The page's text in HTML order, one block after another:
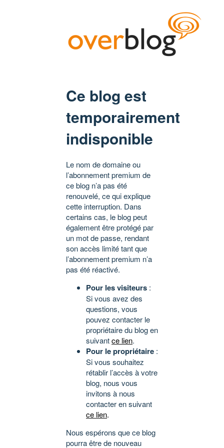
Ce blog est
temporairement
indisponible
Le nom de domaine ou
l’abonnement premium de
ce blog n’a pas été
renouvelé, ce qui explique
cette interruption. Dans
certains cas, le blog peut
également être protégé par
un mot de passe, rendant
son accès limité tant que
l’abonnement premium n’a
pas été réactivé.
Pour les visiteurs :
Si vous avez des
questions, vous
pouvez contacter le
propriétaire du blog en
suivantce lien.
Pour le propriétaire :
Si vous souhaitez
rétablir l’accès à votre
blog, nous vous
invitons à nous
contacter en suivant
ce lien.
Nous espérons que ce blog
pourra être de nouveau